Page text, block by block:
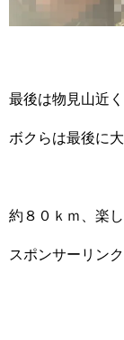
最後は物見山近
ボクらは最後に
約８０ｋｍ、楽
スポンサーリンク